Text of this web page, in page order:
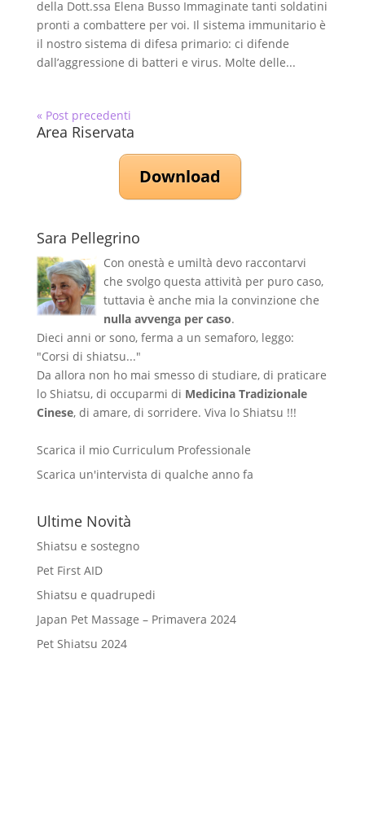
della Dott.ssa Elena Busso Immaginate tanti soldatini
pronti a combattere per voi. Il sistema immunitario è
il nostro sistema di difesa primario: ci difende
dall’aggressione di batteri e virus. Molte delle...
« Post precedenti
Area Riservata
Download
Sara Pellegrino
Con onestà e umiltà devo raccontarvi
che svolgo questa attività per puro caso,
tuttavia è anche mia la convinzione che
nulla avvenga per caso.
Dieci anni or sono, ferma a un semaforo, leggo:
"Corsi di shiatsu..."
Da allora non ho mai smesso di studiare, di praticare
lo Shiatsu, di occuparmi di Medicina Tradizionale
Cinese, di amare, di sorridere. Viva lo Shiatsu !!!
Scarica il mio Curriculum Professionale
Scarica un'intervista di qualche anno fa
Ultime Novità
Shiatsu e sostegno
Pet First AID
Shiatsu e quadrupedi
Japan Pet Massage – Primavera 2024
Pet Shiatsu 2024